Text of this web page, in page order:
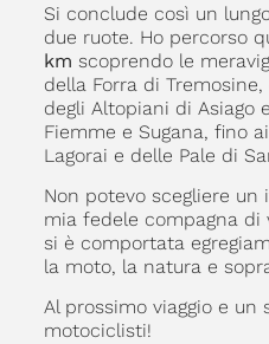
Si conclude così un
due ruote. Ho percorso
km scoprendo le
della Forra di
degli Altopiani di Asiago
Fiemme e Sugana, fino
Lagorai e delle Pale di
Non potevo scegliere
mia fedele compagna di
si è comportata
la moto, la natura e
Al prossimo viaggio e un
motociclisti!